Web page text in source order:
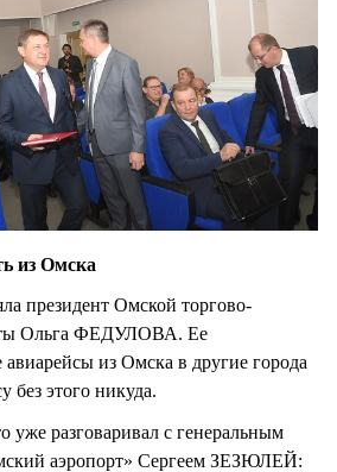
из Омска
президент Омской торгово-
Ольга ФЕДУЛОВА. Ее
из Омска в другие города
без этого никуда.
разговаривал с генеральным
аэропорт» Сергеем ЗЕЗЮЛЕЙ: